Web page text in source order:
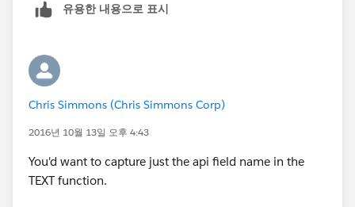
ISPICKVAL(Overall_Reportable_Status__c, "Reportable
유용한 내용으로 표시
Chris Simmons (Chris Simmons Corp)
2016년 10월 13일 오후 4:43
You'd want to capture just the api field name in the
TEXT function.